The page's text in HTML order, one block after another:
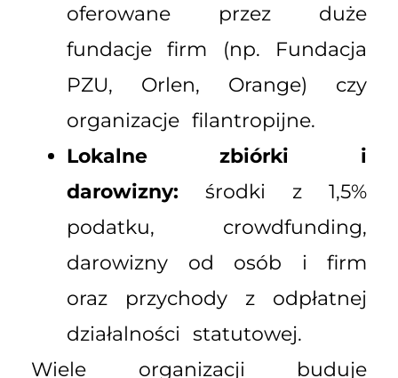
oferowane przez duże
fundacje firm (np. Fundacja
PZU, Orlen, Orange) czy
organizacje filantropijne.
Lokalne zbiórki i
darowizny: środki z 1,5%
podatku, crowdfunding,
darowizny od osób i firm
oraz przychody z odpłatnej
działalności statutowej.
Wiele organizacji buduje